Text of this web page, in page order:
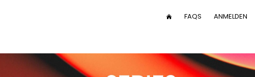
UserFAQS ANMELDEN
nav